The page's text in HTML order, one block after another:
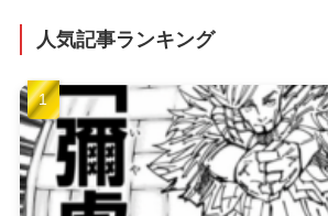
人気記事ランキング